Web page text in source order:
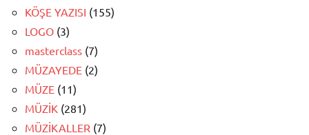
KÖŞE YAZISI (155)
LOGO (3)
masterclass (7)
MÜZAYEDE (2)
MÜZE (11)
MÜZİK (281)
MÜZİKALLER (7)